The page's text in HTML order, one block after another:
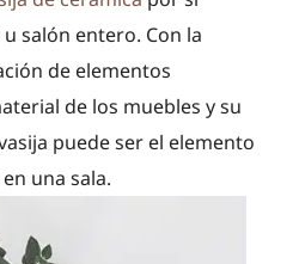
salón entero. Con la
de elementos
de los muebles y su
puede ser el elemento
una sala.